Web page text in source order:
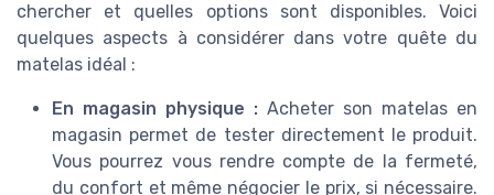
chercher et quelles options sont disponibles. Voici
quelques aspects à considérer dans votre quête du
matelas idéal :
En magasin physique : Acheter son matelas en
magasin permet de tester directement le produit.
Vous pourrez vous rendre compte de la fermeté,
du confort et même négocier le prix, si nécessaire.